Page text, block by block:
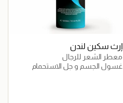
إرث سكين لندن
معطر الشعر للرجال
غسول الجسم و جل الاستحمام